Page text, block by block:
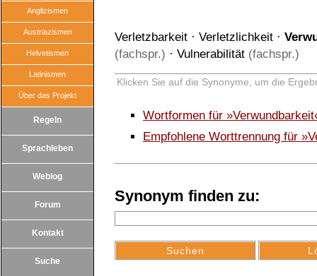
Anglizismen
Austriazismen
Helvetismen
Latinismen
Über das Projekt
Regeln
Sprachleben
Weblog
Forum
Kontakt
Suche
Verletzbarkeit · Verletzlichkeit ·
(fachspr.) · Vulnerabilität (fachspr.)
Klicken Sie auf die Synonyme, um die
Wortformen für
Empfohlene Worttrennung für
Synonym finden zu: